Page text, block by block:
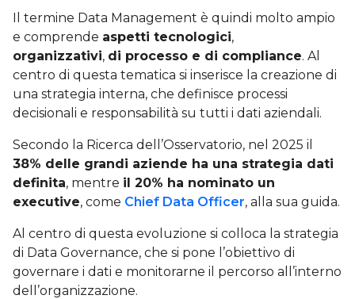
Il termine Data Management è quindi molto ampio
e comprende aspetti tecnologici,
organizzativi, di processo e di compliance. Al
centro di questa tematica si inserisce la creazione di
una strategia interna, che definisce processi
decisionali e responsabilità su tutti i dati aziendali.
Secondo la Ricerca dell’Osservatorio, nel 2025 il
38% delle grandi aziende ha una strategia dati
definita, mentre il 20% ha nominato un
executive, come Chief Data Officer, alla sua guida.
Al centro di questa evoluzione si colloca la strategia
di Data Governance, che si pone l’obiettivo di
governare i dati e monitorarne il percorso all’interno
dell’organizzazione.